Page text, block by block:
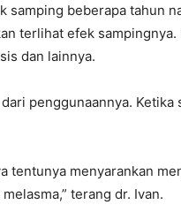
beberapa tahun
terlihat efek
dan lainnya.
penggunaannya. Ketika
tentunya menyarankan
terang dr. Ivan.